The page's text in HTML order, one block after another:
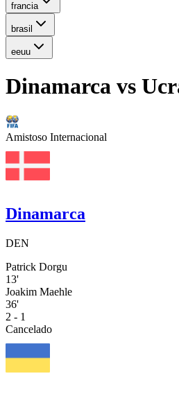
francia
brasil
eeuu
Dinamarca vs
Amistoso Internacional
Dinamarca
DEN
Patrick Dorgu
13'
Joakim Maehle
36'
2 - 1
Cancelado